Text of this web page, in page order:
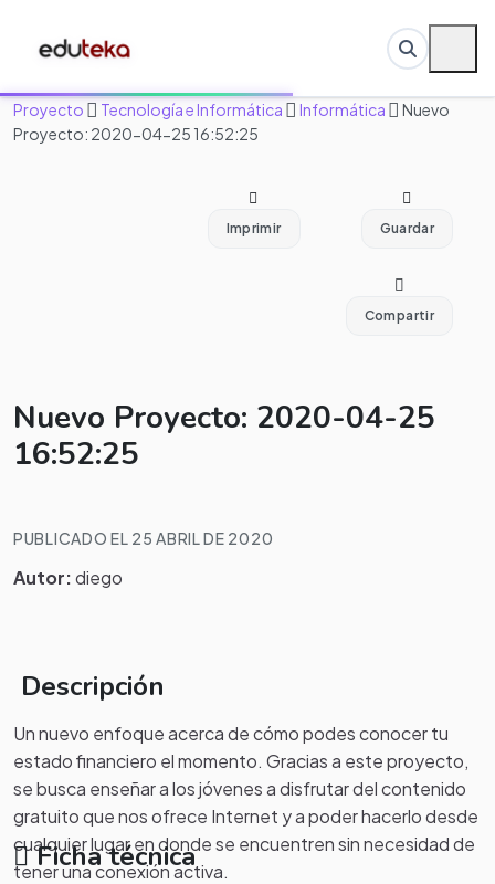
Proyecto Tecnología e Informática Informática
Nuevo
Proyecto: 2020-04-25 16:52:25
Imprimir Guardar
Compartir
Nuevo Proyecto: 2020-04-25
16:52:25
PUBLICADO EL 25 ABRIL DE 2020
Autor:diego
Descripción
Un nuevo enfoque acerca de cómo podes conocer tu
estado financiero el momento. Gracias a este proyecto,
se busca enseñar a los jóvenes a disfrutar del contenido
gratuito que nos ofrece Internet y a poder hacerlo desde
cualquier lugar en donde se encuentren sin necesidad de
tener una conexión activa.
Ficha técnica